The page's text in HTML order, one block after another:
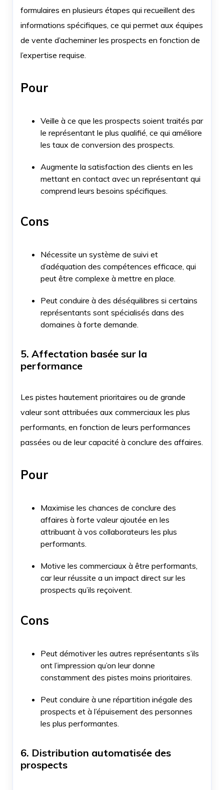
formulaires en plusieurs étapes qui recueillent des
informations spécifiques, ce qui permet aux équipes
de vente d’acheminer les prospects en fonction de
l’expertise requise.
Pour
Veille à ce que les prospects soient traités par
le représentant le plus qualifié, ce qui améliore
les taux de conversion des prospects.
Augmente la satisfaction des clients en les
mettant en contact avec un représentant qui
comprend leurs besoins spécifiques.
Cons
Nécessite un système de suivi et
d’adéquation des compétences efficace, qui
peut être complexe à mettre en place.
Peut conduire à des déséquilibres si certains
représentants sont spécialisés dans des
domaines à forte demande.
5. Affectation basée sur la
performance
Les pistes hautement prioritaires ou de grande
valeur sont attribuées aux commerciaux les plus
performants, en fonction de leurs performances
passées ou de leur capacité à conclure des affaires.
Pour
Maximise les chances de conclure des
affaires à forte valeur ajoutée en les
attribuant à vos collaborateurs les plus
performants.
Motive les commerciaux à être performants,
car leur réussite a un impact direct sur les
prospects qu’ils reçoivent.
Cons
Peut démotiver les autres représentants s’ils
ont l’impression qu’on leur donne
constamment des pistes moins prioritaires.
Peut conduire à une répartition inégale des
prospects et à l’épuisement des personnes
les plus performantes.
6. Distribution automatisée des
prospects